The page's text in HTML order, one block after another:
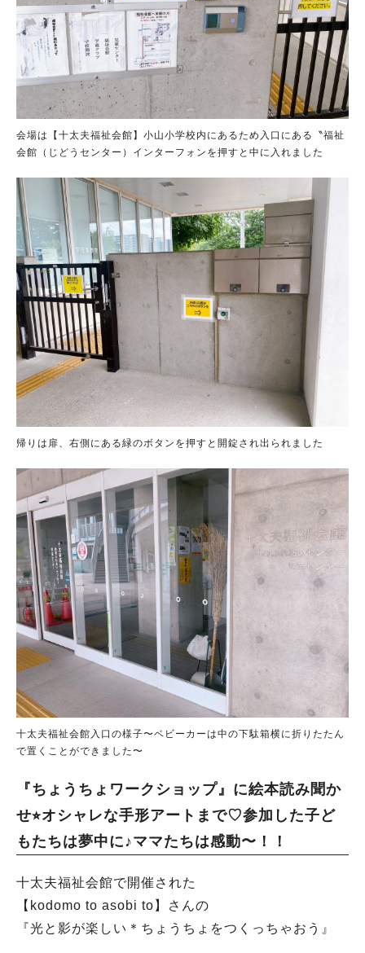
会場は【十太夫福祉会館】小山小学校内にあるため入口にある〝福祉
会館（じどうセンター）インターフォンを押すと中に入れました
帰りは扉、右側にある緑のボタンを押すと開錠され出られました
十太夫福祉会館入口の様子〜ベビーカーは中の下駄箱横に折りたたん
で置くことができました〜
『ちょうちょワークショップ』に絵本読み聞か
せ⭐︎オシャレな手形アートまで♡参加した子ど
もたちは夢中に♪ママたちは感動〜！！
十太夫福祉会館で開催された
【kodomo to asobi to】さんの
『光と影が楽しい＊ちょうちょをつくっちゃおう』